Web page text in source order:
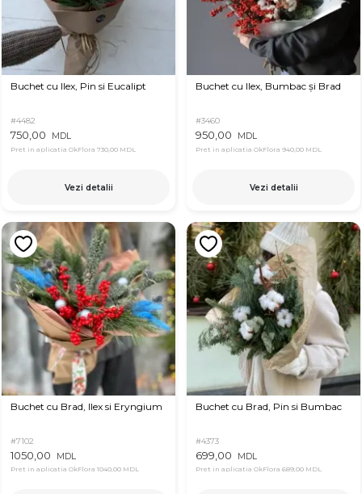
Buchet cu Ilex, Pin si Eucalipt
#4482
750,00 MDL
Pret in aplicatia OkFlora 730,00 MDL
Vezi detalii
Buchet cu Ilex, Bumbac și Brad
#3460
950,00 MDL
Pret in aplicatia OkFlora 940,00 MDL
Vezi detalii
Buchet cu Brad, Ilex si Eryngium
#7102
1050,00 MDL
Pret in aplicatia OkFlora 1040,00 MDL
Buchet cu Brad, Pin si Bumbac
#4373
699,00 MDL
Pret in aplicatia OkFlora 689,00 MDL